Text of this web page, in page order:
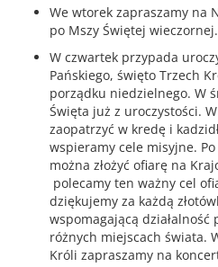
We wtorek zapraszamy na
po Mszy Świętej wieczornej.
W czwartek przypada
Pańskiego, święto Trzech
porządku niedzielnego. W
Święta już z uroczystości.
zaopatrzyć w kredę i
wspieramy cele misyjne.
można złożyć ofiarę na
polecamy ten ważny cel
dziękujemy za każdą
wspomagającą
różnych miejscach świata.
Króli zapraszamy na